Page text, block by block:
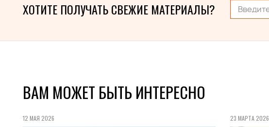
ХОТИТЕ ПОЛУЧАТЬ СВЕЖИЕ МАТЕРИАЛЫ?
ВАМ МОЖЕТ БЫТЬ ИНТЕРЕСНО
12 МАЯ 2026 23 МАРТА 2026